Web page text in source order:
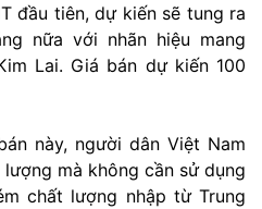
đầu tiên, dự kiến sẽ tung ra
nữa với nhãn hiệu mang
Lai. Giá bán dự kiến 100
này, người dân Việt Nam
mà không cần sử dụng
chất lượng nhập từ Trung